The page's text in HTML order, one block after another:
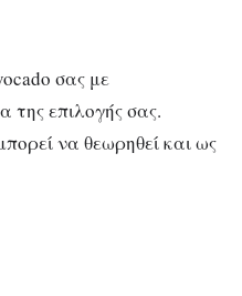
σας με
επιλογής σας.
να θεωρηθεί και ως